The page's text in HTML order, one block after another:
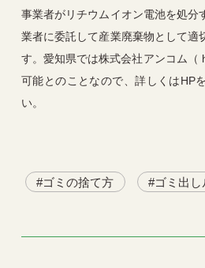
事業者がリチウムイオン電池を処分
業者に委託して産業廃棄物として適
す。愛知県では株式会社アンコム（
可能とのことなので、詳しくはHP
い。
ゴミの捨て方 ゴミ出し